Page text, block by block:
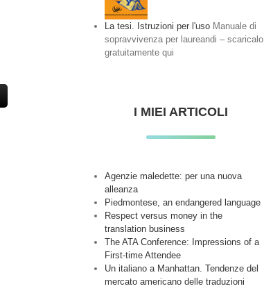
La tesi. Istruzioni per l'usoManuale di
sopravvivenza per laureandi – scaricalo
gratuitamente qui
I MIEI ARTICOLI
Agenzie maledette: per una nuova
alleanza
Piedmontese, an endangered language
Respect versus money in the
translation business
The ATA Conference: Impressions of a
First-time Attendee
Un italiano a Manhattan. Tendenze del
mercato americano delle traduzioni